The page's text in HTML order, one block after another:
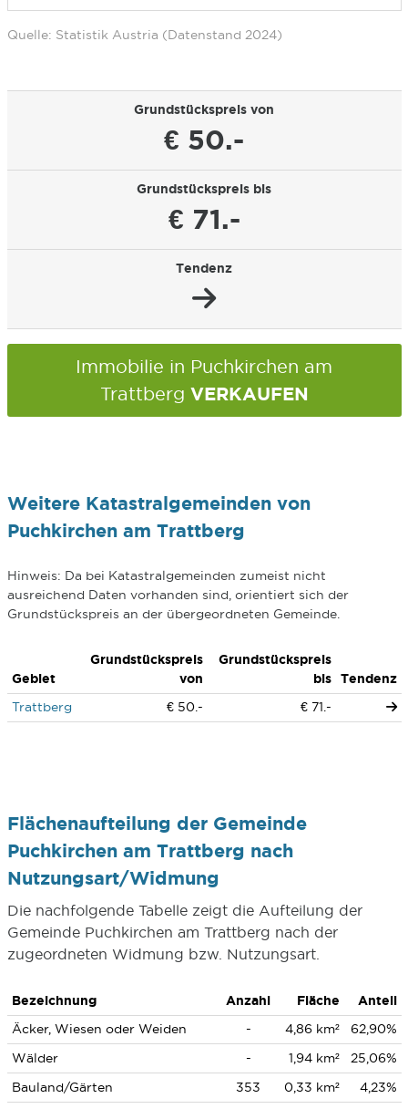
Quelle: Statistik Austria (Datenstand 2024)
Grundstückspreis von
€ 50.-
Grundstückspreis bis
€ 71.-
Tendenz
Immobilie in Puchkirchen am
Trattberg VERKAUFEN
Weitere Katastralgemeinden von
Puchkirchen am Trattberg
Hinweis: Da bei Katastralgemeinden zumeist nicht
ausreichend Daten vorhanden sind, orientiert sich der
Grundstückspreis an der übergeordneten Gemeinde.
Gebiet
Grundstückspreis
von
Grundstückspreis
bis
Tendenz
Trattberg
€ 50.- € 71.-
Flächenaufteilung der Gemeinde
Puchkirchen am Trattberg nach
Nutzungsart/Widmung
Die nachfolgende Tabelle zeigt die Aufteilung der
Gemeinde Puchkirchen am Trattberg nach der
zugeordneten Widmung bzw. Nutzungsart.
Bezeichnung Anzahl Fläche
Anteil
Äcker, Wiesen oder Weiden
- 4,86 km²
62,90%
Wälder
- 1,94 km²
25,06%
Bauland/Gärten
353 0,33 km² 4,23%